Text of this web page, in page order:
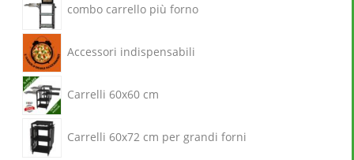
combo carrello più forno
Accessori indispensabili
Carrelli 60x60 cm
Carrelli 60x72 cm per grandi forni